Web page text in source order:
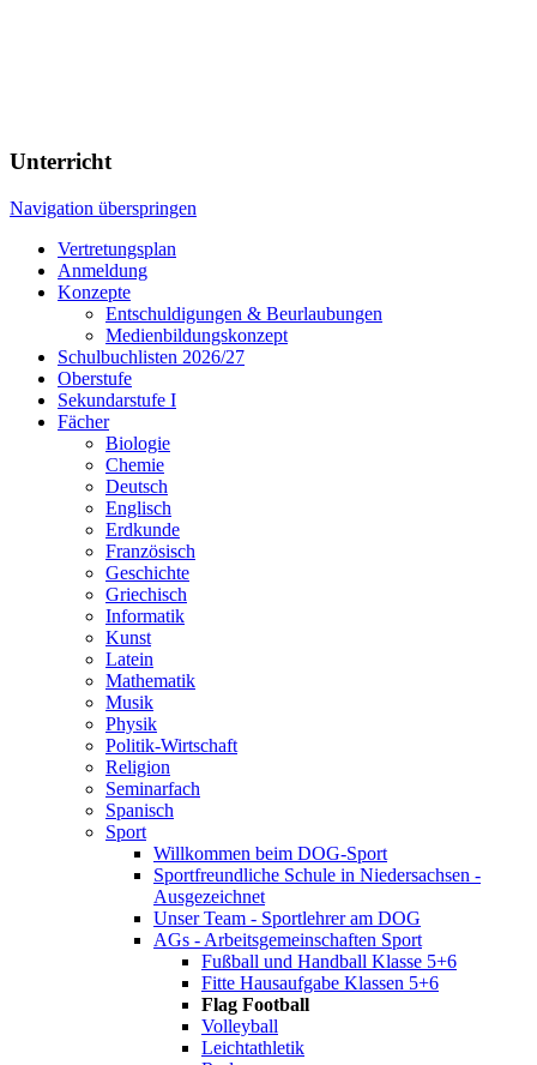
Unterricht
Navigation überspringen
Vertretungsplan
Anmeldung
Konzepte
Entschuldigungen & Beurlaubungen
Medienbildungskonzept
Schulbuchlisten 2026/27
Oberstufe
Sekundarstufe I
Fächer
Biologie
Chemie
Deutsch
Englisch
Erdkunde
Französisch
Geschichte
Griechisch
Informatik
Kunst
Latein
Mathematik
Musik
Physik
Politik-Wirtschaft
Religion
Seminarfach
Spanisch
Sport
Willkommen beim DOG-Sport
Sportfreundliche Schule in Niedersachsen -
Ausgezeichnet
Unser Team - Sportlehrer am DOG
AGs - Arbeitsgemeinschaften Sport
Fußball und Handball Klasse 5+6
Fitte Hausaufgabe Klassen 5+6
Flag Football
Volleyball
Leichtathletik